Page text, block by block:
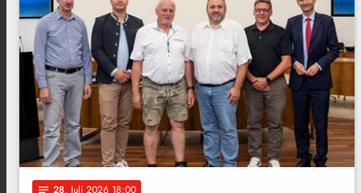
notes 28. Juli 2026 18:00